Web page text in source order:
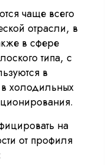
чаще всего
отрасли, в
в сфере
типа, с
в
в холодильных
на
от профиля